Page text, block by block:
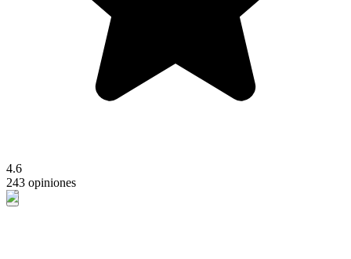
4.6
243 opiniones